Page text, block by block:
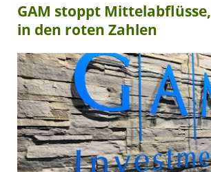
GAM stoppt
in den roten Zahlen